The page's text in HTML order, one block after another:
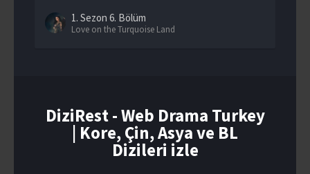
1. Sezon 6. Bölüm
Love on the Turquoise Land
1. Sezon9. Bölüm
Love on the Turquoise Land
DiziRest - Web Drama Turkey
| Kore, Çin, Asya ve BL
Dizileri izle